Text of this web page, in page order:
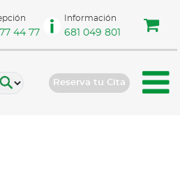
44 77
Información
681 049 801
Reserva tu Cita